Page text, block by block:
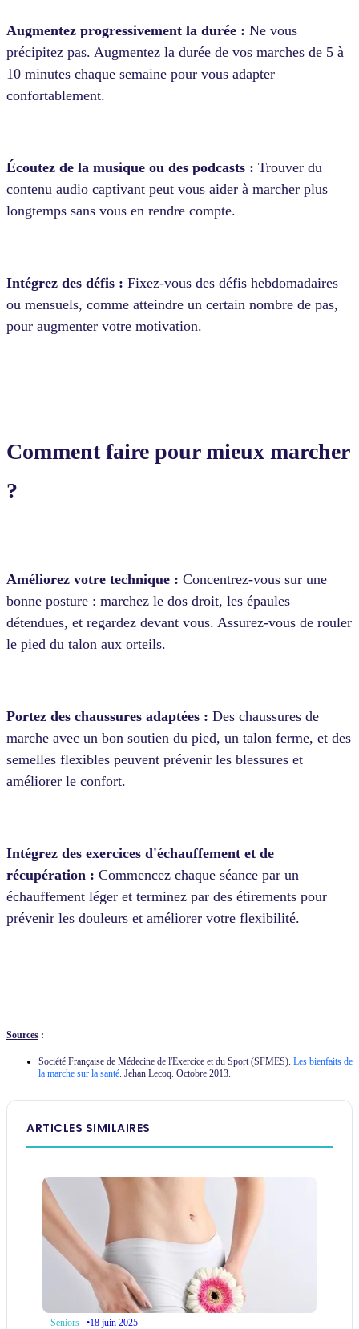
Augmentez progressivement la durée : Ne vous
précipitez pas. Augmentez la durée de vos marches de 5 à
10 minutes chaque semaine pour vous adapter
confortablement.
Écoutez de la musique ou des podcasts : Trouver du
contenu audio captivant peut vous aider à marcher plus
longtemps sans vous en rendre compte.
Intégrez des défis : Fixez-vous des défis hebdomadaires
ou mensuels, comme atteindre un certain nombre de pas,
pour augmenter votre motivation.
Comment faire pour mieux marcher
?
Améliorez votre technique : Concentrez-vous sur une
bonne posture : marchez le dos droit, les épaules
détendues, et regardez devant vous. Assurez-vous de rouler
le pied du talon aux orteils.
Portez des chaussures adaptées : Des chaussures de
marche avec un bon soutien du pied, un talon ferme, et des
semelles flexibles peuvent prévenir les blessures et
améliorer le confort.
Intégrez des exercices d'échauffement et de
récupération : Commencez chaque séance par un
échauffement léger et terminez par des étirements pour
prévenir les douleurs et améliorer votre flexibilité.
Sources :
Société Française de Médecine de l'Exercice et du Sport (SFMES). Les bienfaits de
la marche sur la santé. Jehan Lecoq. Octobre 2013.
ARTICLES SIMILAIRES
Seniors •18 juin 2025